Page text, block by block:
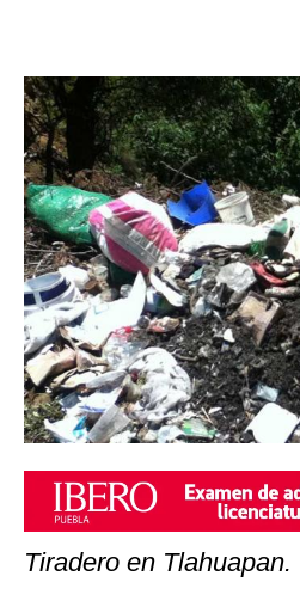
Tiradero en Tlahuapan.